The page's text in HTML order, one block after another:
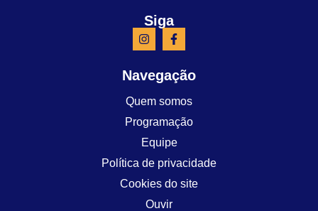
Siga
Navegação
Quem somos
Programação
Equipe
Política de privacidade
Cookies do site
Ouvir